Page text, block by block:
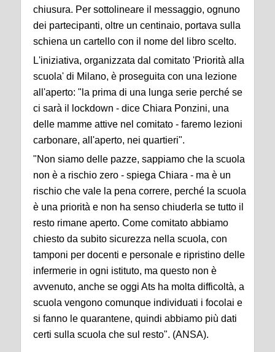
chiusura. Per sottolineare il messaggio, ognuno
dei partecipanti, oltre un centinaio, portava sulla
schiena un cartello con il nome del libro scelto.
L'iniziativa, organizzata dal comitato 'Priorità alla
scuola' di Milano, è proseguita con una lezione
all'aperto: "la prima di una lunga serie perché se
ci sarà il lockdown - dice Chiara Ponzini, una
delle mamme attive nel comitato - faremo lezioni
carbonare, all'aperto, nei quartieri".
"Non siamo delle pazze, sappiamo che la scuola
non è a rischio zero - spiega Chiara - ma è un
rischio che vale la pena correre, perché la scuola
è una priorità e non ha senso chiuderla se tutto il
resto rimane aperto. Come comitato abbiamo
chiesto da subito sicurezza nella scuola, con
tamponi per docenti e personale e ripristino delle
infermerie in ogni istituto, ma questo non è
avvenuto, anche se oggi Ats ha molta difficoltà, a
scuola vengono comunque individuati i focolai e
si fanno le quarantene, quindi abbiamo più dati
certi sulla scuola che sul resto". (ANSA).